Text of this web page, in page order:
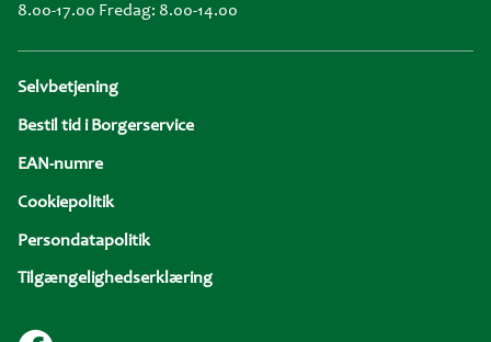
8.00-17.00 Fredag: 8.00-14.00
Selvbetjening
Bestil tid i Borgerservice
EAN-numre
Cookiepolitik
Persondatapolitik
Tilgængelighedserklæring